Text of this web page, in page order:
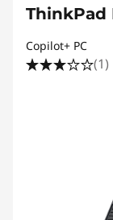
ThinkPad
Copilot+ PC
(1)